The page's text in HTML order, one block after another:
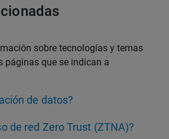
sobre tecnologías y temas
páginas que se indican a
de datos?
de red Zero Trust (ZTNA)?